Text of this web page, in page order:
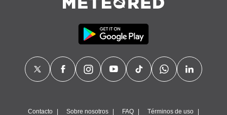
Contacto Sobre nosotros FAQ Términos de uso